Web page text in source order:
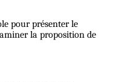
pour présenter le
la proposition de